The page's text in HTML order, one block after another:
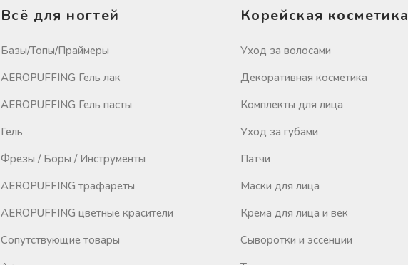
Всё для ногтей
Базы/Топы/Праймеры
AEROPUFFING Гель лак
AEROPUFFING Гель пасты
Гель
Фрезы / Боры / Инструменты
AEROPUFFING трафареты
AEROPUFFING цветные красители
Сопутствующие товары
Корейская косметика
Уход за волосами
Декоративная косметика
Комплекты для лица
Уход за губами
Патчи
Маски для лица
Крема для лица и век
Сыворотки и эссенции